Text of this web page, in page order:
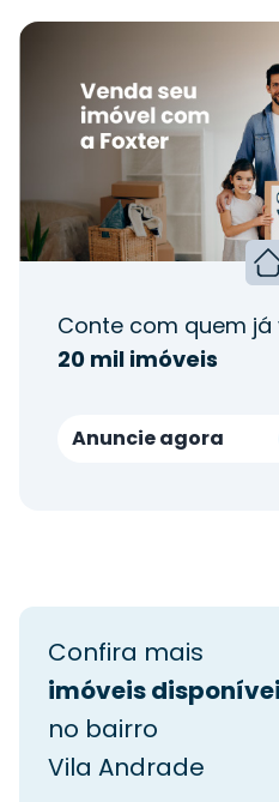
Conte com quem
20 mil imóveis
Anuncie agora
Confira mais
imóveis
no bairro
Vila Andrade